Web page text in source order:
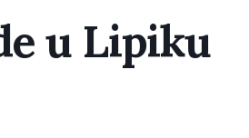
u Lipiku